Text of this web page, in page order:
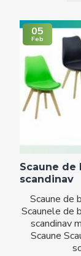
05
Feb
Scaune de
scandinav
Scaune de
Scaunele de
scandinav
Scaune